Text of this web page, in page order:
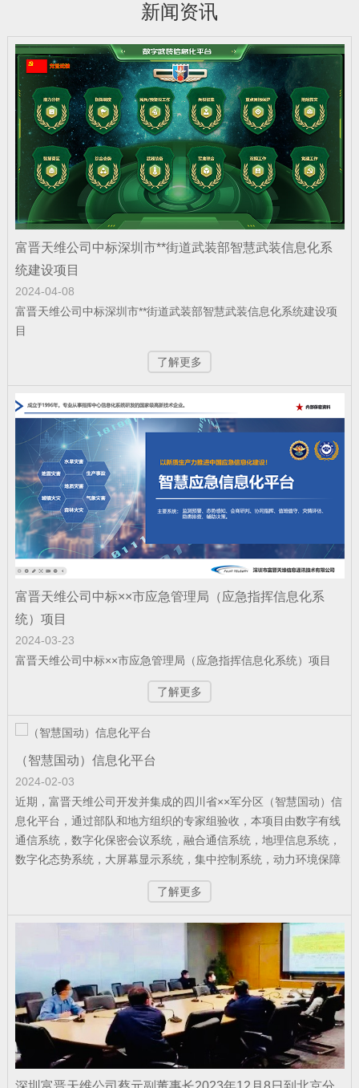
富晋天维公司承建某地智慧国防动员（人
防）指挥信息化平台投入…
公司新闻| 2025-12-19
富晋天维公司介绍
公司新闻| 2025-12-15
捷报！富晋天维海军某部军舰演训信息化
平台顺利通过验收
赋能“东数西算” 筑就丝路算力底座——富
晋天维承建的新疆某…
公司新闻| 2025-12-11
科技赋能强军 屡创中标佳绩——深圳富晋
天维公司连续斩获多项…
公司新闻| 2025-12-09
富晋天维承建的解放军某部数据中心动力
环境综合系统工程项目顺…
公司新闻 | 2026-05-21
军队资产管理变革：从“静态账本”到“动态
战力”
公司新闻| 2026-02-07
捷报！富晋天维连续中标两个军队核心信
息化项目
公司新闻| 2026-01-13
武警综合指挥信息化平台成功试运行
新闻资讯
富晋天维公司中标深圳市**街道武装部智慧武装信息化系
统建设项目
2024-04-08
富晋天维公司中标深圳市**街道武装部智慧武装信息化系统建设项
目
了解更多
富晋天维公司中标××市应急管理局（应急指挥信息化系
统）项目
2024-03-23
富晋天维公司中标××市应急管理局（应急指挥信息化系统）项目
了解更多
（智慧国动）信息化平台
2024-02-03
近期，富晋天维公司开发并集成的四川省××军分区（智慧国动）信
息化平台，通过部队和地方组织的专家组验收，本项目由数字有线
通信系统，数字化保密会议系统，融合通信系统，地理信息系统，
数字化态势系统，大屏幕显示系统，集中控制系统，动力环境保障
系统等组成，该工程是四川省国防动员部门的示范项目，系统平台
的功能技术得到军队首长和地方领导的高度肯定。
了解更多